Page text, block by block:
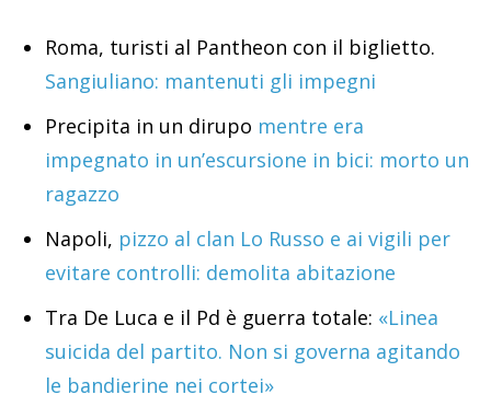
Roma, turisti al Pantheon con il biglietto.
Sangiuliano: mantenuti gli impegni
Precipita in un dirupo mentre era
impegnato in un’escursione in bici: morto un
ragazzo
Napoli, pizzo al clan Lo Russo e ai vigili per
evitare controlli: demolita abitazione
Tra De Luca e il Pd è guerra totale: «Linea
suicida del partito. Non si governa agitando
le bandierine nei cortei»